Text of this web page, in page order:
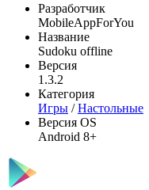
Разработчик
MobileAppForYou
Название
Sudoku offline
Версия
1.3.2
Категория
Игры /Настольные
Версия OS
Android 8+